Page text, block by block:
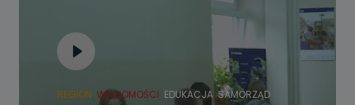
REGION WIADOMOŚCI EDUKACJA SAMORZĄD